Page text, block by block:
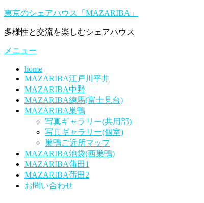
コ
テ
ツ
東京のシェアハウス「MAZARIBA」
多様性と交流を楽しむシェアハウス
メニュー
home
MAZARIBA江戸川平井
MAZARIBA中野
MAZARIBA練馬(富士見台)
MAZARIBA巣鴨
写真ギャラリー(共用部)
写真ギャラリー(個室)
巣鴨ご近所マップ
MAZARIBA池袋(西巣鴨)
MAZARIBA蒲田1
MAZARIBA蒲田2
お問い合わせ